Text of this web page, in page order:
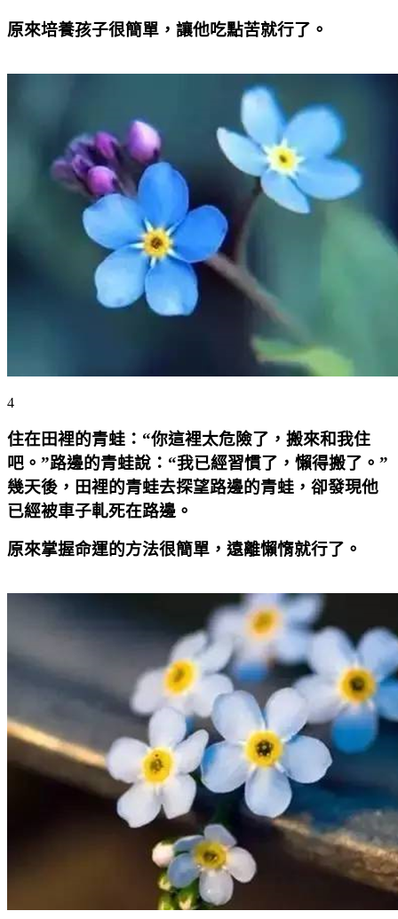
原來培養孩子很簡單，讓他吃點苦就行了。
4
住在田裡的青蛙：“你這裡太危險了，搬來和我住
吧。”路邊的青蛙說：“我已經習慣了，懶得搬了。”
幾天後，田裡的青蛙去探望路邊的青蛙，卻發現他
已經被車子軋死在路邊。
原來掌握命運的方法很簡單，遠離懶惰就行了。